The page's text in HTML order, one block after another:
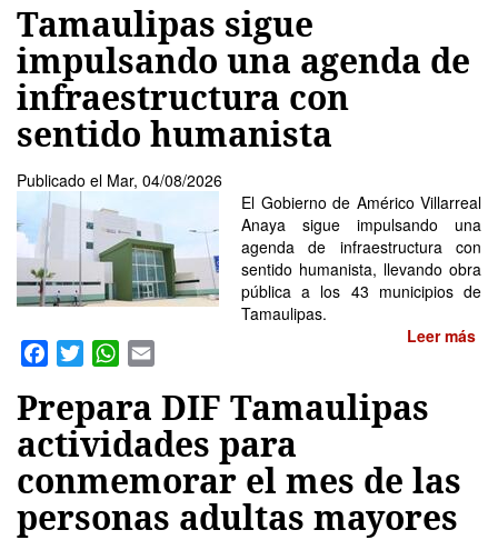
Tamaulipas sigue
impulsando una agenda de
infraestructura con
sentido humanista
Publicado el Mar, 04/08/2026
El Gobierno de Américo Villarreal
Anaya sigue impulsando una
agenda de infraestructura con
sentido humanista, llevando obra
pública a los 43 municipios de
Tamaulipas.
Leer más
Facebook
TwitterWhatsApp
Prepara DIF Tamaulipas
actividades para
conmemorar el mes de las
personas adultas mayores